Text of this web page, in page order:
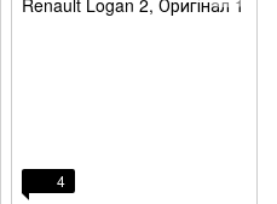
4